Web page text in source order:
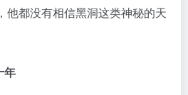
他都没有相信黑洞这类神秘的天
年